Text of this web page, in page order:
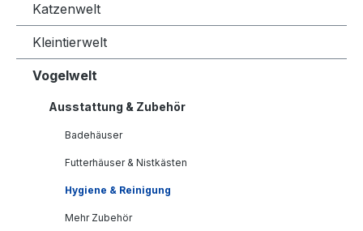
Katzenwelt
Kleintierwelt
Vogelwelt
Ausstattung & Zubehör
Badehäuser
Futterhäuser & Nistkästen
Hygiene & Reinigung
Mehr Zubehör